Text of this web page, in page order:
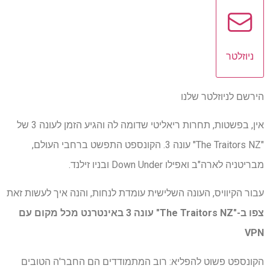
ניוזלטר
הירשם לניוזלטר שלנו
אין, בפשטות, תחרות ריאליטי שדומה לה והגיע הזמן לעונה 3 של
"The Traitors NZ" עונה 3. הקונספט התפשט ברחבי העולם,
מבריטניה לארה"ב ואפילו Down Under ובניו זילנד.
עבור הקיוויס, העונה השלישית עומדת לנחות, והנה איך לעשות זאת
צפו ב-"The Traitors NZ" עונה 3 באינטרנט
מכל מקום עם
VPN
הקונספט פשוט להפליא: רוב המתמודדים הם החבר'ה הטובים